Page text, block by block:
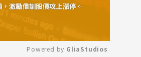
Powered by GliaStudios